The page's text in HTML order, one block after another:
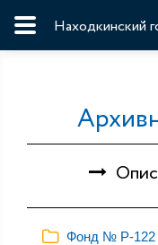
Находкинский
Фонд № Р-122